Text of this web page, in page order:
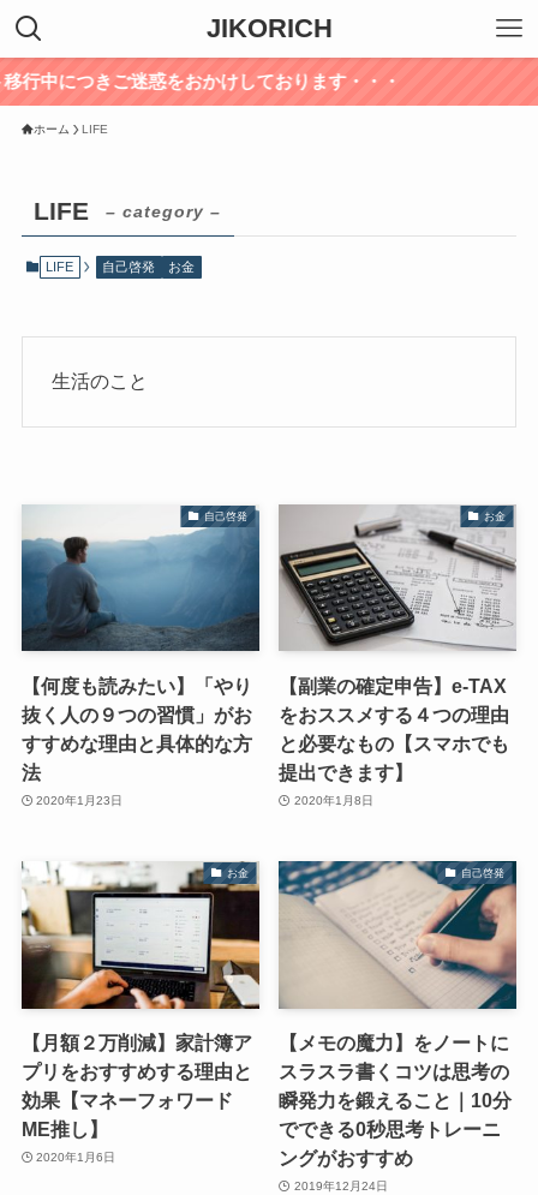
JIKORICH
中につきご迷惑をおかけしております・・・
ホーム LIFE
LIFE – category –
LIFE 自己啓発 お金
生活のこと
自己啓発
【何度も読みたい】「やり
抜く人の９つの習慣」がお
すすめな理由と具体的な方
法
2020年1月23日
お金
【副業の確定申告】e-TAX
をおススメする４つの理由
と必要なもの【スマホでも
提出できます】
2020年1月8日
お金
【月額２万削減】家計簿ア
プリをおすすめする理由と
効果【マネーフォワード
ME推し】
2020年1月6日
自己啓発
【メモの魔力】をノートに
スラスラ書くコツは思考の
瞬発力を鍛えること｜10分
でできる0秒思考トレーニ
ングがおすすめ
2019年12月24日